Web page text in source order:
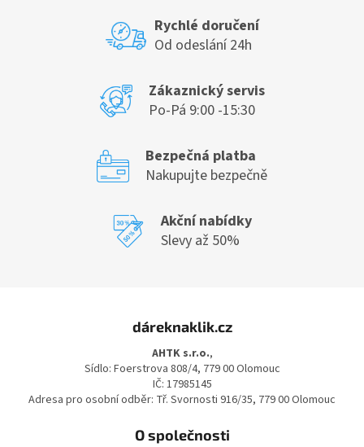
Rychlé doručení
Od odeslání 24h
Zákaznický servis
Po-Pá 9:00 -15:30
Bezpečná platba
Nakupujte bezpečně
Akční nabídky
Slevy až 50%
dáreknaklik.cz
AHTK s.r.o.,
Sídlo: Foerstrova 808/4, 779 00 Olomouc
IČ: 17985145
Adresa pro osobní odběr: Tř. Svornosti 916/35, 779 00 Olomouc
O společnosti